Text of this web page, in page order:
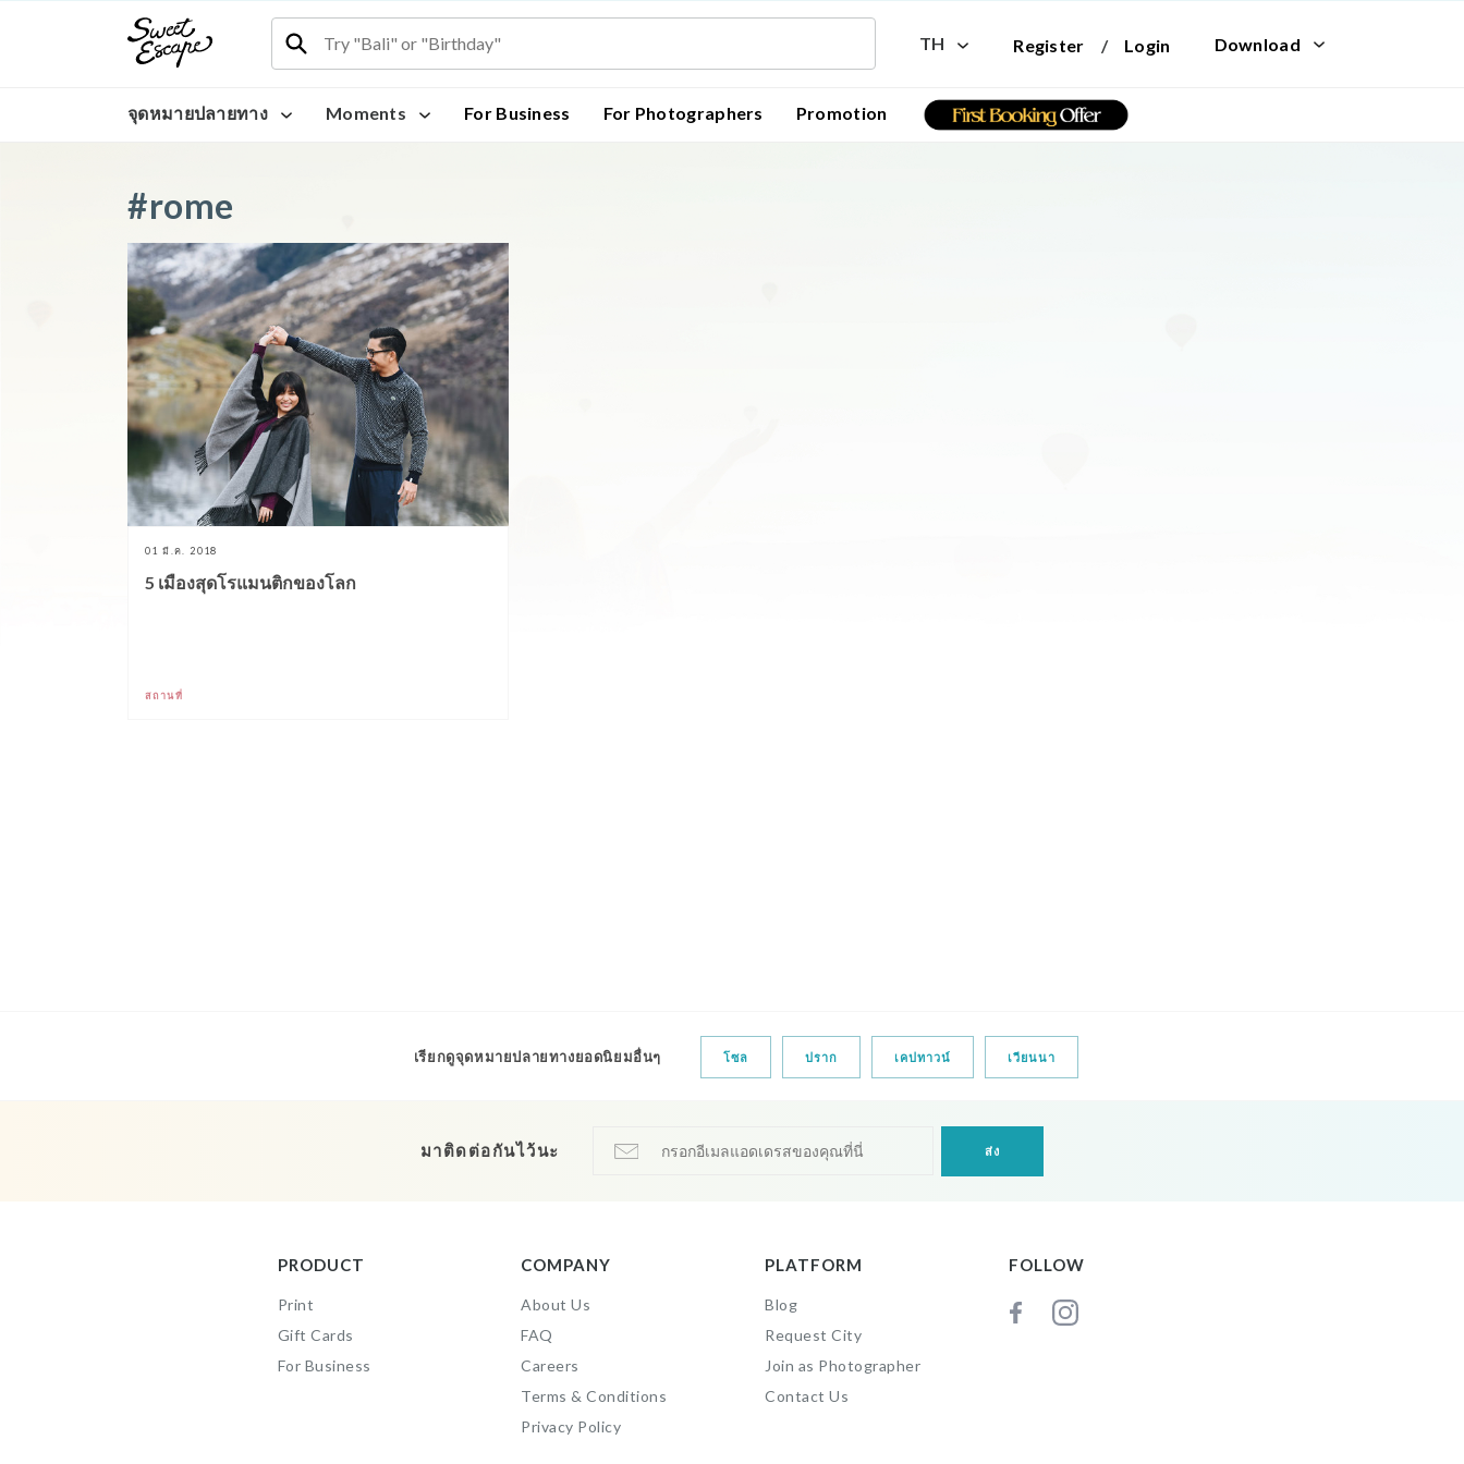
TH Register / Login Download
จุดหมายปลายทาง Moments For Business For Photographers Promotion
#rome
01 มี.ค. 2018
5 เมืองสุดโรแมนติกของโลก
สถานที่
เรียกดูจุดหมายปลายทางยอดนิยมอื่นๆ โซล ปราก เคปทาวน์ เวียนนา
มาติดต่อกันไว้นะ
PRODUCT
Print
Gift Cards
For Business
COMPANY
About Us
FAQ
Careers
Terms & Conditions
Privacy Policy
PLATFORM
Blog
Request City
Join as Photographer
Contact Us
FOLLOW